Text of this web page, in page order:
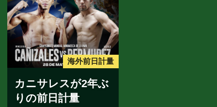
海外前日計量
カニサレスが2年ぶ
りの前日計量